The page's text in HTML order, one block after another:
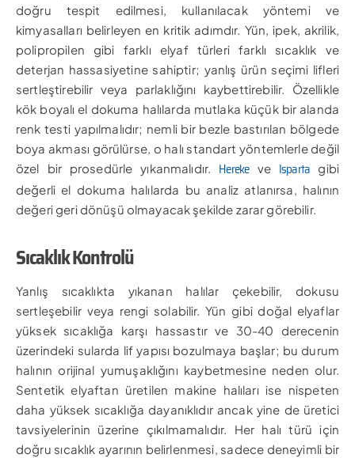
doğru tespit edilmesi, kullanılacak yöntemi ve
kimyasalları belirleyen en kritik adımdır. Yün, ipek, akrilik,
polipropilen gibi farklı elyaf türleri farklı sıcaklık ve
deterjan hassasiyetine sahiptir; yanlış ürün seçimi lifleri
sertleştirebilir veya parlaklığını kaybettirebilir. Özellikle
kök boyalı el dokuma halılarda mutlaka küçük bir alanda
renk testi yapılmalıdır; nemli bir bezle bastırılan bölgede
boya akması görülürse, o halı standart yöntemlerle değil
özel bir prosedürle yıkanmalıdır. Herekeve Isparta gibi
değerli el dokuma halılarda bu analiz atlanırsa, halının
değeri geri dönüşü olmayacak şekilde zarar görebilir.
Sıcaklık Kontrolü
Yanlış sıcaklıkta yıkanan halılar çekebilir, dokusu
sertleşebilir veya rengi solabilir. Yün gibi doğal elyaflar
yüksek sıcaklığa karşı hassastır ve 30-40 derecenin
üzerindeki sularda lif yapısı bozulmaya başlar; bu durum
halının orijinal yumuşaklığını kaybetmesine neden olur.
Sentetik elyaftan üretilen makine halıları ise nispeten
daha yüksek sıcaklığa dayanıklıdır ancak yine de üretici
tavsiyelerinin üzerine çıkılmamalıdır. Her halı türü için
doğru sıcaklık ayarının belirlenmesi, sadece deneyimli bir